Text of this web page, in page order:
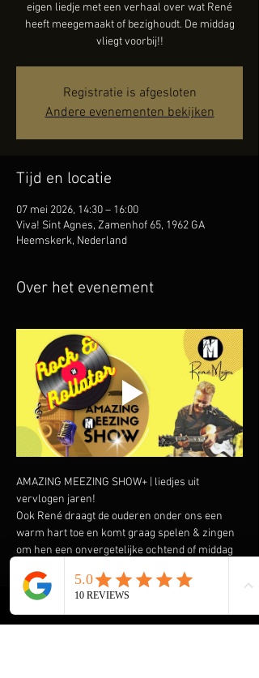
eigen liedje met een verhaal over wat René
heeft meegemaakt of bezighoudt. De middag
vliegt voorbij!!
Registratie is afgesloten
Andere evenementen bekijken
Tijd en locatie
07 mei 2026, 14:30 – 16:00
Viva! Sint Agnes, Zamenhof 65, 1962 GA
Heemskerk, Nederland
Over het evenement
AMAZING MEEZING SHOW+ | liedjes uit
vervlogen jaren!
Ook René draagt de ouderen onder ons een
warm hart toe en komt graag spelen & zingen
om hen een onvergetelijke ochtend of middag
MEEZING SHOW+ samengesteld met liedjes uit
vervlogen tijden.  Liedjes van onder andere
Wim Sonneveld, Ja Zuster Nee Zuster, Rob de